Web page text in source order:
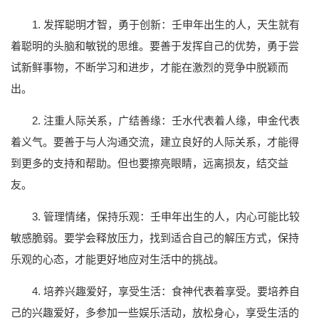
1. 发挥聪明才智，勇于创新：壬申年出生的人，天生就有
着聪明的头脑和敏锐的思维。要善于发挥自己的优势，勇于尝
试新鲜事物，不断学习和进步，才能在激烈的竞争中脱颖而
出。
2. 注重人际关系，广结善缘：壬水代表着人缘，申金代表
着义气。要善于与人沟通交流，建立良好的人际关系，才能得
到更多的支持和帮助。但也要擦亮眼睛，远离损友，结交益
友。
3. 管理情绪，保持乐观：壬申年出生的人，内心可能比较
敏感脆弱。要学会释放压力，找到适合自己的解压方式，保持
乐观的心态，才能更好地应对生活中的挑战。
4. 培养兴趣爱好，享受生活：食神代表着享受。要培养自
己的兴趣爱好，多参加一些娱乐活动，放松身心，享受生活的